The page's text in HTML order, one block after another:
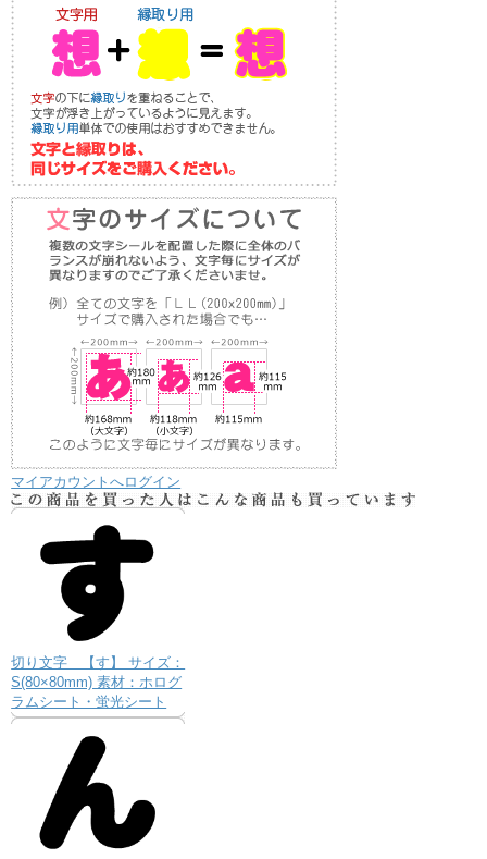
マイアカウントへログイン
切り文字 【す】 サイズ：
S(80×80mm) 素材：ホログ
ラムシート・蛍光シート